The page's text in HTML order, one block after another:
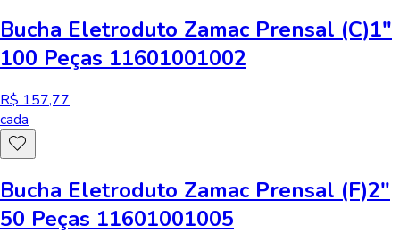
Bucha Eletroduto Zamac Prensal (C)1"
100 Peças 11601001002
R$ 157,77
cada
Bucha Eletroduto Zamac Prensal (F)2"
50 Peças 11601001005